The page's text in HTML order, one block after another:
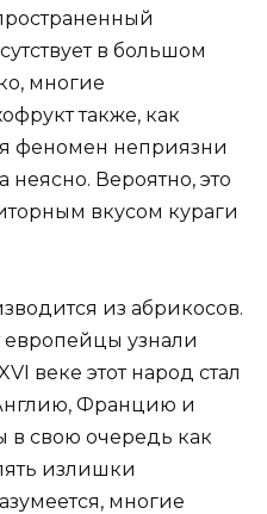
в большом
многие
также, как
феномен неприязни
неясно. Вероятно, это
вкусом кураги
из абрикосов.
европейцы узнали
веке этот народ стал
Францию и
в свою очередь как
излишки
многие